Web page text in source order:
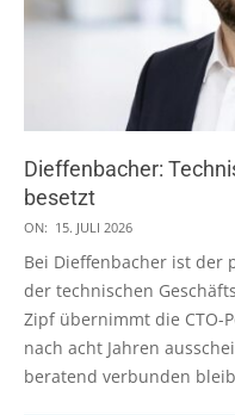
Dieffenbacher:
besetzt
2026-
07-
15
ON: 15. JULI 2026
Bei Dieffenbacher ist der
der technischen
Zipf übernimmt die CTO-
nach acht Jahren
beratend verbunden